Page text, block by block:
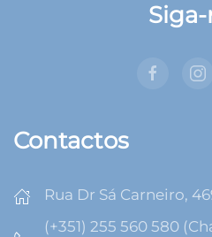
Contactos
Rua Dr Sá Carneiro,
(+351) 255 560 580